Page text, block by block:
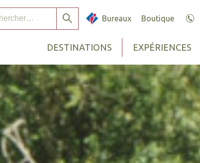
DESTINATIONS EXPÉRIENCES
RechercherBureaux Boutique